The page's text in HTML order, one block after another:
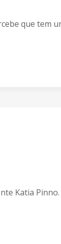
que tem
Katia Pinno.